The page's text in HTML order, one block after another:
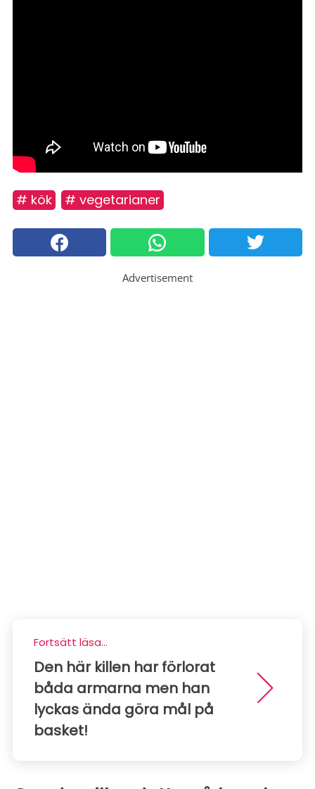
# kök # vegetarianer
Advertisement
Fortsätt läsa...
Den här killen har förlorat
båda armarna men han
lyckas ända göra mål på
basket!